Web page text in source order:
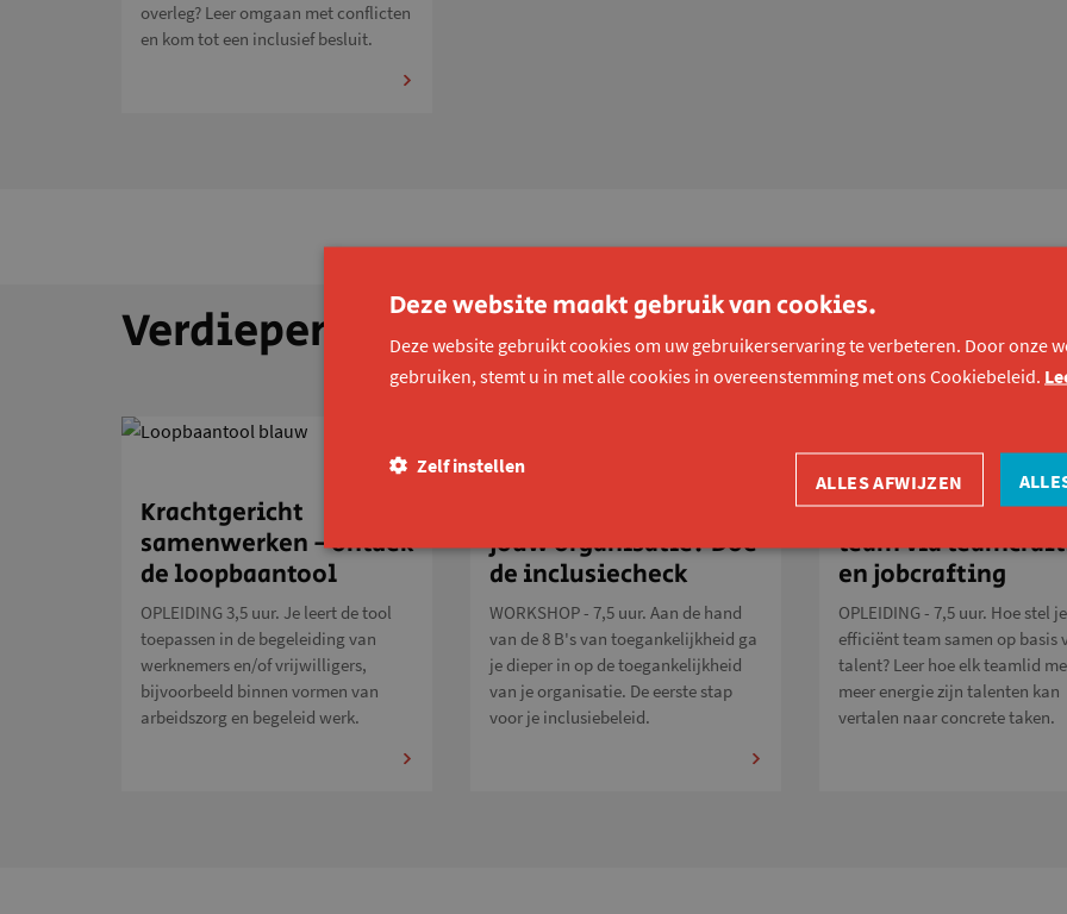
overleg? Leer omgaan met conflicten
en kom tot een inclusief besluit.
Verdiepende opleidingen
Krachtgericht
samenwerken - ontdek
de loopbaantool
OPLEIDING 3,5 uur. Je leert de tool
toepassen in de begeleiding van
werknemers en/of vrijwilligers,
bijvoorbeeld binnen vormen van
arbeidszorg en begeleid werk.
jouw organisatie? Doe
de inclusiecheck
WORKSHOP - 7,5 uur. Aan de hand
van de 8 B's van toegankelijkheid ga
je dieper in op de toegankelijkheid
van je organisatie. De eerste stap
voor je inclusiebeleid.
Ga voor het ideale
team via
en jobcrafting
OPLEIDING - 7,5 uur. Hoe stel
efficiënt team samen op basis
talent? Leer hoe elk teamlid
meer energie zijn talenten kan
vertalen naar concrete taken.
Deze website maakt gebruik van cookies.
Deze website gebruikt cookies om uw gebruikerservaring te verbeteren. Door onze
gebruiken, stemt u in met alle cookies in overeenstemming met ons Cookiebeleid.
ALLES AFWIJZEN
Zelf instellen